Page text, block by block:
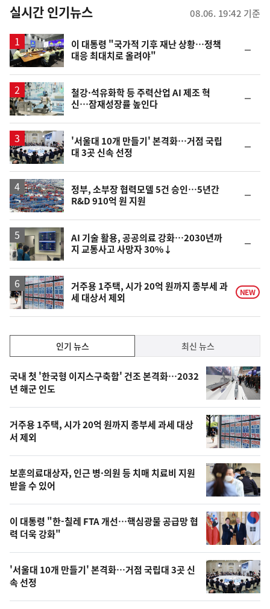
뉴
스
실시간 인기뉴스 08.06. 19:42 기준
이 대통령 "국가적 기후 재난 상황…정책
대응 최대치로 올려야"
일
철강·석유화학 등 주력산업 AI 제조 혁
신…잠재성장률 높인다
일
'서울대 10개 만들기' 본격화…거점 국립
대 3곳 신속 선정
일
정부, 소부장 협력모델 5건 승인…5년간
R&D 910억 원 지원
일
AI 기술 활용, 공공의료 강화…2030년까
지 교통사고 사망자 30%↓
일
거주용 1주택, 시가 20억 원까지 종부세 과
세 대상서 제외
NEW
인
기,
최
신,
오
늘
의
영
상
오
늘
의
사
진
인기 뉴스 최신 뉴스
인
기
뉴
스
국내 첫 '한국형 이지스구축함' 건조 본격화…2032
년 해군 인도
거주용 1주택, 시가 20억 원까지 종부세 과세 대상
서 제외
보훈의료대상자, 인근 병·의원 등 치매 치료비 지원
받을 수 있어
이 대통령 "한-칠레 FTA 개선…핵심광물 공급망 협
력 더욱 강화"
'서울대 10개 만들기' 본격화…거점 국립대 3곳 신
속 선정